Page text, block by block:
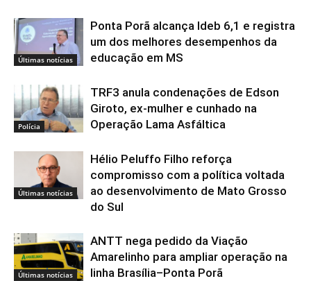
Últimas notícias
Ponta Porã alcança Ideb 6,1 e registra
um dos melhores desempenhos da
educação em MS
Polícia
TRF3 anula condenações de Edson
Giroto, ex-mulher e cunhado na
Operação Lama Asfáltica
Últimas notícias
Hélio Peluffo Filho reforça
compromisso com a política voltada
ao desenvolvimento de Mato Grosso
do Sul
Últimas notícias
ANTT nega pedido da Viação
Amarelinho para ampliar operação na
linha Brasília–Ponta Porã